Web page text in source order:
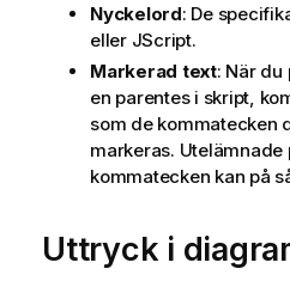
Nyckelord: De
eller JScript.
Markerad text: När du
en parentes i skript,
som de kommatecken
markeras. Utelämnade
kommatecken kan på
Uttryck i